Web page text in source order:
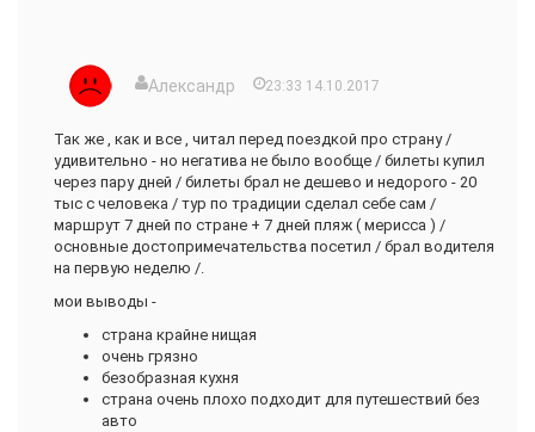
Александр 23:33 14.10.2017
Так же , как и все , читал перед поездкой про страну /
удивительно - но негатива не было вообще / билеты купил
через пару дней / билеты брал не дешево и недорого - 20
тыс с человека / тур по традиции сделал себе сам /
маршрут 7 дней по стране + 7 дней пляж ( мерисса ) /
основные достопримечательства посетил / брал водителя
на первую неделю /.
мои выводы -
страна крайне нищая
очень грязно
безобразная кухня
страна очень плохо подходит для путешествий без
авто